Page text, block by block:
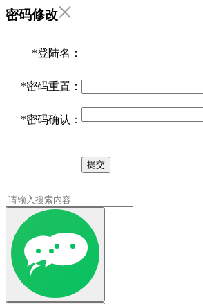
密码修改
*登陆名：
*密码重置：
*密码确认：